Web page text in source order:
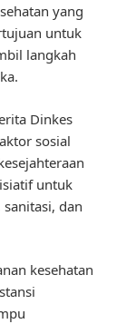
yang
untuk
langkah
Dinkes
sosial
untuk
dan
kesehatan